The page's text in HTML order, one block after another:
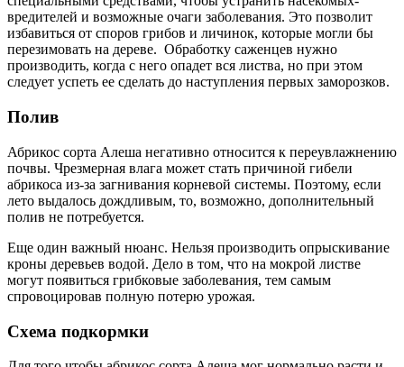
вредителей и возможные очаги заболевания. Это позволит
избавиться от споров грибов и личинок, которые могли бы
перезимовать на дереве. Обработку саженцев нужно
производить, когда с него опадет вся листва, но при этом
следует успеть ее сделать до наступления первых заморозков.
Полив
Абрикос сорта Алеша негативно относится к переувлажнению
почвы. Чрезмерная влага может стать причиной гибели
абрикоса из-за загнивания корневой системы. Поэтому, если
лето выдалось дождливым, то, возможно, дополнительный
полив не потребуется.
Еще один важный нюанс. Нельзя производить опрыскивание
кроны деревьев водой. Дело в том, что на мокрой листве
могут появиться грибковые заболевания, тем самым
спровоцировав полную потерю урожая.
Схема подкормки